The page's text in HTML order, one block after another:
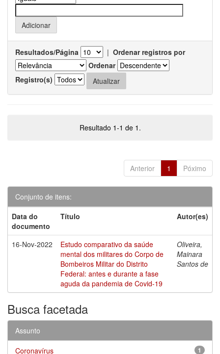
Resultados/Página | Ordenar registros por
Ordenar
Registro(s)
Resultado 1-1 de 1.
Anterior 1 Póximo
Conjunto de itens:
Data do
documento
Título Autor(es)
16-Nov-2022
Estudo comparativo da saúde
mental dos militares do Corpo de
Bombeiros Militar do Distrito
Federal: antes e durante a fase
aguda da pandemia de Covid-19
Oliveira,
Mainara
Santos de
Busca facetada
Assunto
1
Coronavírus